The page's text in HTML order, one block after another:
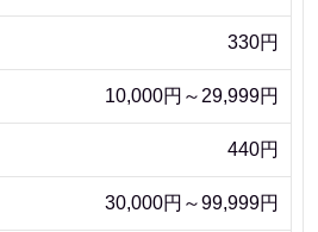
330円
10,000円～29,999円
440円
30,000円～99,999円